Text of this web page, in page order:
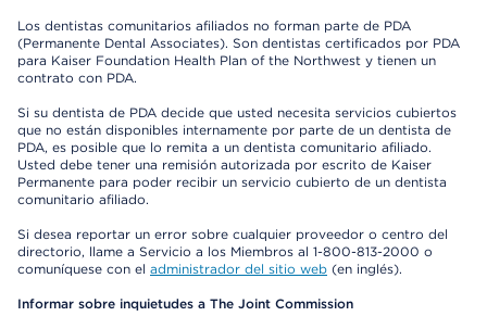
Los dentistas comunitarios afiliados no forman parte de PDA
(Permanente Dental Associates). Son dentistas certificados por PDA
para Kaiser Foundation Health Plan of the Northwest y tienen un
contrato con PDA.
Si su dentista de PDA decide que usted necesita servicios cubiertos
que no están disponibles internamente por parte de un dentista de
PDA, es posible que lo remita a un dentista comunitario afiliado.
Usted debe tener una remisión autorizada por escrito de Kaiser
Permanente para poder recibir un servicio cubierto de un dentista
comunitario afiliado.
Si desea reportar un error sobre cualquier proveedor o centro del
directorio, llame a Servicio a los Miembros al 1-800-813-2000 o
comuníquese con el administrador del sitio web (en inglés).
Informar sobre inquietudes a The Joint Commission